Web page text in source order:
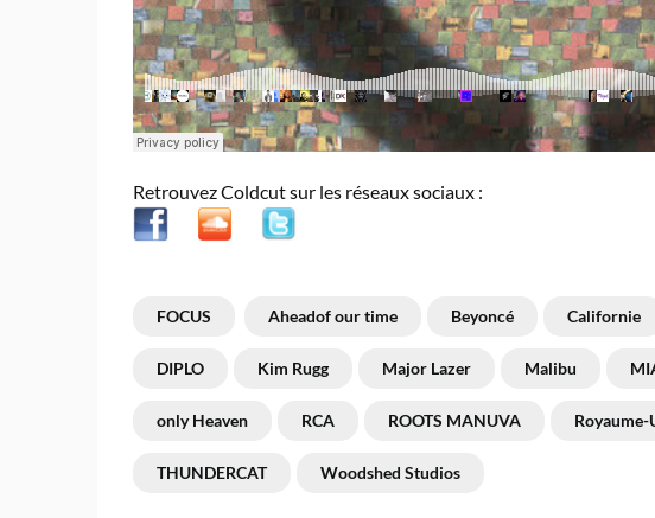
Retrouvez Coldcut sur les réseaux sociaux :
FOCUS Aheadof our time Beyoncé Californie
DIPLO Kim Rugg Major Lazer Malibu
only Heaven RCA ROOTS MANUVA Royaume-
THUNDERCAT Woodshed Studios